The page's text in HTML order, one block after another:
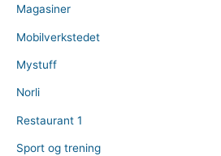
Magasiner
Mobilverkstedet
Mystuff
Norli
Restaurant 1
Sport og trening